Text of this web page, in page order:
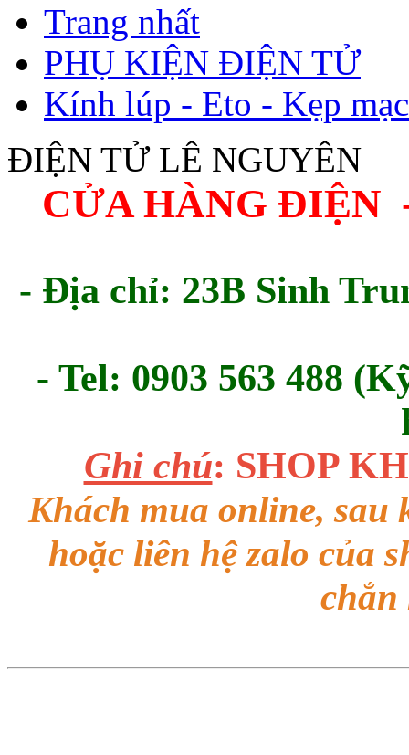
Trang nhất
PHỤ KIỆN ĐIỆN TỬ
Kính lúp - Eto - Kẹp
ĐIỆN TỬ LÊ NGUYÊN
CỬA HÀNG ĐIỆN
- Địa chỉ: 23B Sinh
- Tel: 0903 563 488
Ghi chú: SHOP
Khách mua online,
hoặc liên hệ zalo của
chắn